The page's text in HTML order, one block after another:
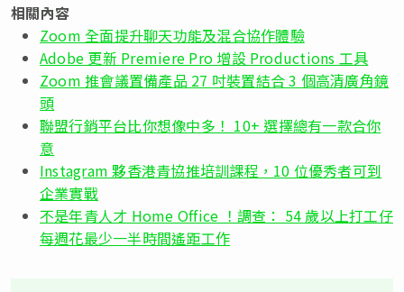
相關內容
Zoom 全面提升聊天功能及混合協作體驗
Adobe 更新 Premiere Pro 增設 Productions 工具
Zoom 推會議置備產品 27 吋裝置結合 3 個高清廣角鏡
頭
聯盟行銷平台比你想像中多！ 10+ 選擇總有一款合你
意
Instagram 夥香港青協推培訓課程，10 位優秀者可到
企業實戰
不是年青人才 Home Office ！調查： 54 歲以上打工仔
每週花最少一半時間遙距工作